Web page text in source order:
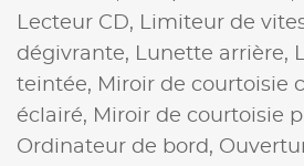
Lecteur CD,
Limiteur de
dégivrante,
Lunette arrière,
teintée, Miroir de courtoisie
éclairé, Miroir de courtoisie
Ordinateur de bord,